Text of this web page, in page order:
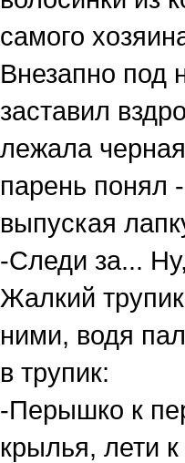
самого
Внезапно под
заставил
лежала
парень понял
выпуская
-Следи за...
Жалкий
ними, водя
в трупик:
-Перышко к
крылья, лети